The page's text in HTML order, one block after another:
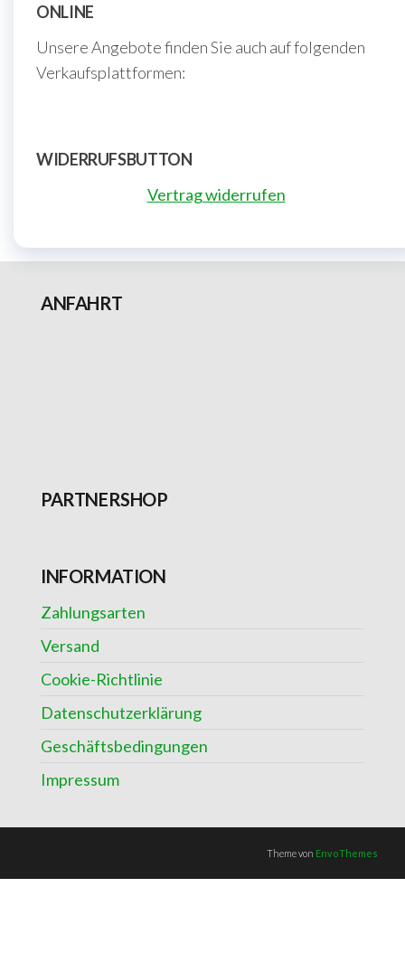
ONLINE
Unsere Angebote finden Sie auch auf folgenden
Verkaufsplattformen:
WIDERRUFSBUTTON
Vertrag widerrufen
ANFAHRT
PARTNERSHOP
INFORMATION
Zahlungsarten
Versand
Cookie-Richtlinie
Datenschutzerklärung
Geschäftsbedingungen
Impressum
Theme von EnvoThemes